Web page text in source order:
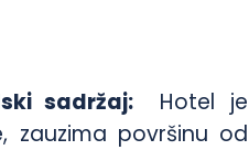
sadržaj: Hotel je
zauzima površinu od